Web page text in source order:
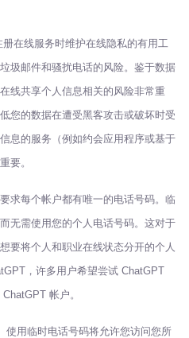
在线服务时维护在线隐私的有用工
圾邮件和骚扰电话的风险。鉴于数据
线共享个人信息相关的风险非常重
您的数据在遭受黑客攻击或破坏时受
息的服务（例如约会应用程序或基于
要。
求每个帐户都有唯一的电话号码。临
无需使用您的个人电话号码。这对于
要将个人和职业在线状态分开的个人
，许多用户希望尝试 ChatGPT
帐户。
使用临时电话号码将允许您访问您所